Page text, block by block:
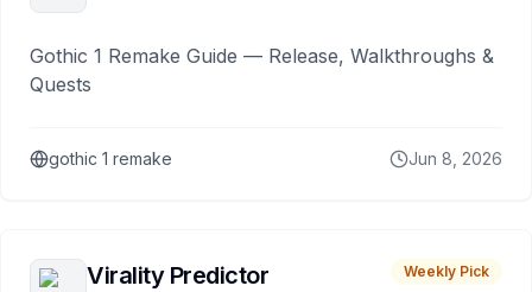
Gothic 1 Remake Guide — Release, Walkthroughs &
Quests
gothic 1 remake Jun 8, 2026
Virality Predictor Weekly Pick